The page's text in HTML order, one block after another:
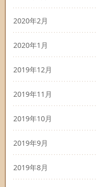
2020年2月
2020年1月
2019年12月
2019年11月
2019年10月
2019年9月
2019年8月